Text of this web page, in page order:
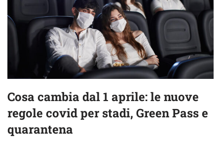
Cosa cambia dal 1 aprile: le nuove
regole covid per stadi, Green Pass e
quarantena